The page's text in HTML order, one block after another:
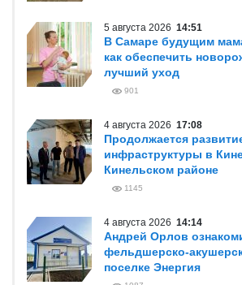
5 августа 2026 14:51
В Самаре будущим
как обеспечить
лучший уход
901
4 августа 2026 17:08
Продолжается
инфраструктуры в
Кинельском районе
1145
4 августа 2026 14:14
Андрей Орлов
фельдшерско-
поселке Энергия